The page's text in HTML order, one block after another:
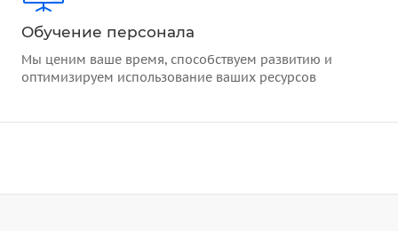
Обучение персонала
Мы ценим ваше время, способствуем развитию и
оптимизируем использование ваших ресурсов